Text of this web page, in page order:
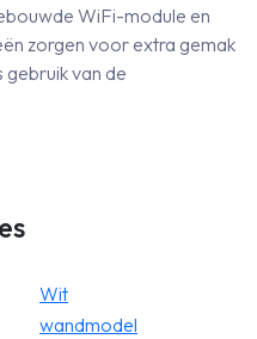
WiFi-module en
zorgen voor extra gemak
van de
Wit
wandmodel